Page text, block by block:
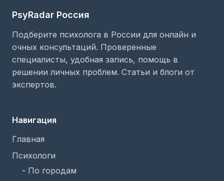
PsyRadar Россия
Подберите психолога в России для онлайн и
очных консультаций. Проверенные
специалисты, удобная запись, помощь в
решении личных проблем. Статьи и блоги от
экспертов.
Навигация
Главная
Психологи
- По городам